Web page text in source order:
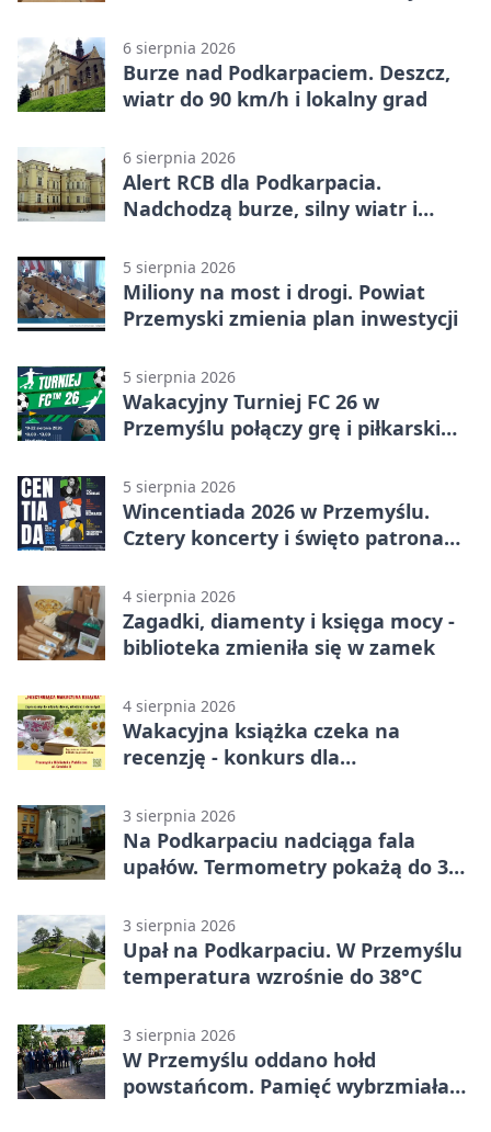
6 sierpnia 2026
Burze nad Podkarpaciem. Deszcz,
wiatr do 90 km/h i lokalny grad
6 sierpnia 2026
Alert RCB dla Podkarpacia.
Nadchodzą burze, silny wiatr i
5 sierpnia 2026
Miliony na most i drogi. Powiat
Przemyski zmienia plan inwestycji
5 sierpnia 2026
Wakacyjny Turniej FC 26 w
Przemyślu połączy grę i piłkarski
5 sierpnia 2026
Wincentiada 2026 w Przemyślu.
Cztery koncerty i święto patrona
4 sierpnia 2026
Zagadki, diamenty i księga mocy -
biblioteka zmieniła się w zamek
4 sierpnia 2026
Wakacyjna książka czeka na
recenzję - konkurs dla
3 sierpnia 2026
Na Podkarpaciu nadciąga fala
upałów. Termometry pokażą do 36
3 sierpnia 2026
Upał na Podkarpaciu. W Przemyślu
temperatura wzrośnie do 38°C
3 sierpnia 2026
W Przemyślu oddano hołd
powstańcom. Pamięć wybrzmiała